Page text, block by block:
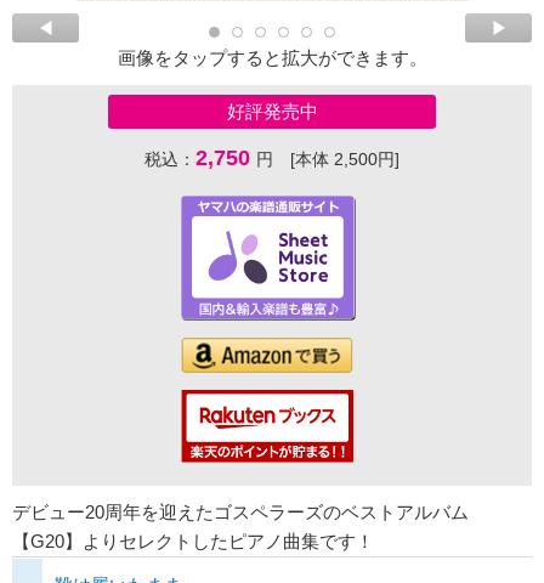
画像をタップすると拡大ができます。
好評発売中
税込： 2,750 円 [本体 2,500円]
デビュー20周年を迎えたゴスペラーズのベストアルバム
【G20】よりセレクトしたピアノ曲集です！